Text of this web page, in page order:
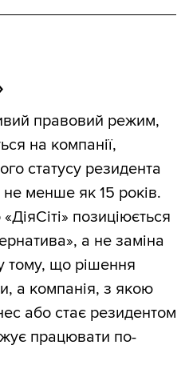
правовий режим,
на компанії,
статусу резидента
не менше як 15 років.
позиціюється
а не заміна
тому, що рішення
а компанія, з якою
або стає резидентом
працювати по-